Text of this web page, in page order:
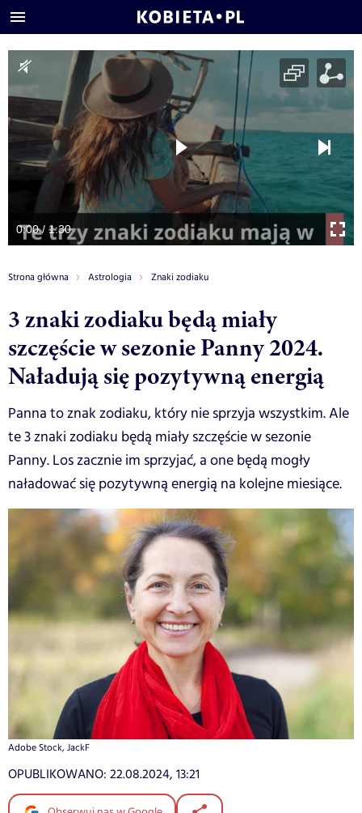
0:00 / 1:30
Strona główna Astrologia Znaki zodiaku
3 znaki zodiaku będą miały
szczęście w sezonie Panny 2024.
Naładują się pozytywną energią
Panna to znak zodiaku, który nie sprzyja wszystkim. Ale
te 3 znaki zodiaku będą miały szczęście w sezonie
Panny. Los zacznie im sprzyjać, a one będą mogły
naładować się pozytywną energią na kolejne miesiące.
Adobe Stock, JackF
OPUBLIKOWANO: 22.08.2024, 13:21